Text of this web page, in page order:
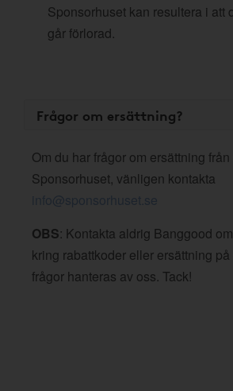
Sponsorhuset kan resultera i att
går förlorad.
Frågor om ersättning?
Om du har frågor om ersättning
Sponsorhuset, vänligen kontakta
info@sponsorhuset.se
OBS: Kontakta aldrig Banggood
kring rabattkoder eller ersättning
frågor hanteras av oss. Tack!